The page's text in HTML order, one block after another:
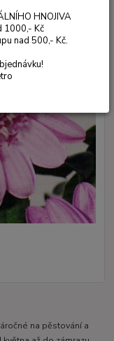
na pěstování a
HNOJIVA
1000,- Kč
nad 500,- Kč.